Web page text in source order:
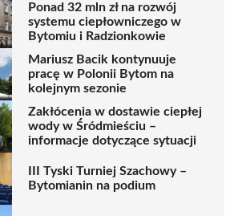
Ponad 32 mln zł na rozwój
systemu ciepłowniczego w
Bytomiu i Radzionkowie
Mariusz Bacik kontynuuje
pracę w Polonii Bytom na
kolejnym sezonie
Zakłócenia w dostawie ciepłej
wody w Śródmieściu –
informacje dotyczące sytuacji
III Tyski Turniej Szachowy –
Bytomianin na podium